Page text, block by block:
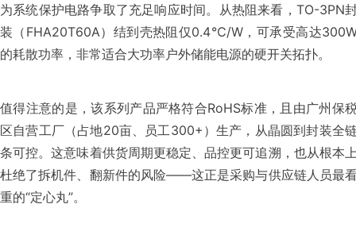
为系统保护电路争取了充足响应时间。从热阻来看，TO-3PN
装（FHA20T60A）结到壳热阻仅0.4℃/W，可承受高达
的耗散功率，非常适合大功率户外储能电源的硬开关拓扑。
值得注意的是，该系列产品严格符合RoHS标准，且由广州保
区自营工厂（占地20亩、员工300+）生产，从晶圆到封装全
条可控。这意味着供货周期更稳定、品控更可追溯，也从根本
杜绝了拆机件、翻新件的风险——这正是采购与供应链人员最
重的“定心丸”。